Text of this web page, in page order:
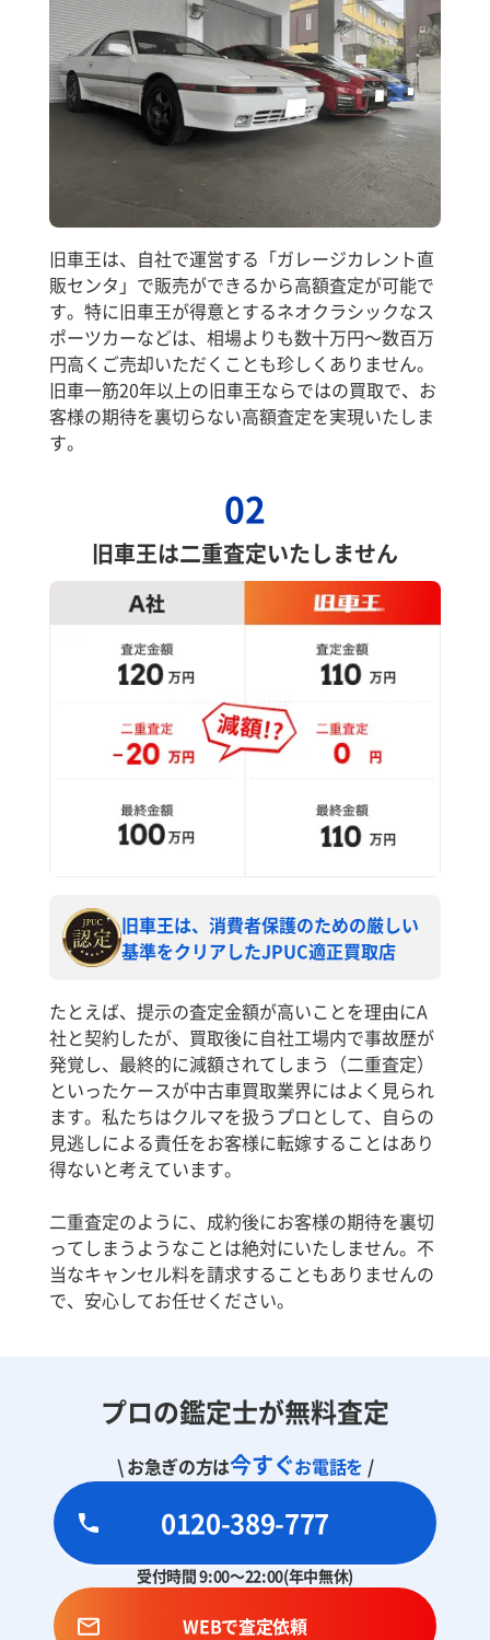
旧車王は、自社で運営する「ガレージカレント直
販センタ」で販売ができるから高額査定が可能で
す。特に旧車王が得意とするネオクラシックなス
ポーツカーなどは、相場よりも数十万円～数百万
円高くご売却いただくことも珍しくありません。
旧車一筋20年以上の旧車王ならではの買取で、お
客様の期待を裏切らない高額査定を実現いたしま
す。
02
旧車王は二重査定いたしません
旧車王は、消費者保護のための厳しい
基準をクリアしたJPUC適正買取店
たとえば、提示の査定金額が高いことを理由にA
社と契約したが、買取後に自社工場内で事故歴が
発覚し、最終的に減額されてしまう（二重査定）
といったケースが中古車買取業界にはよく見られ
ます。私たちはクルマを扱うプロとして、自らの
見逃しによる責任をお客様に転嫁することはあり
得ないと考えています。
二重査定のように、成約後にお客様の期待を裏切
ってしまうようなことは絶対にいたしません。不
当なキャンセル料を請求することもありませんの
で、安心してお任せください。
プロの鑑定士が無料査定
\ お急ぎの方は今すぐお電話を /
0120-389-777
受付時間 9:00～22:00(年中無休)
WEBで査定依頼